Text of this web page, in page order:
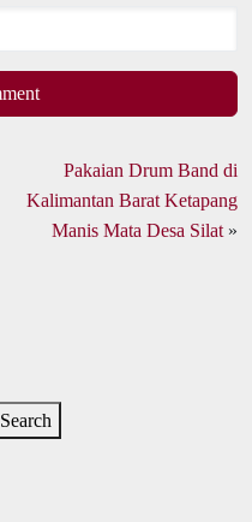
Pakaian Drum Band di
Kalimantan Barat Ketapang
Manis Mata Desa Silat »
Search